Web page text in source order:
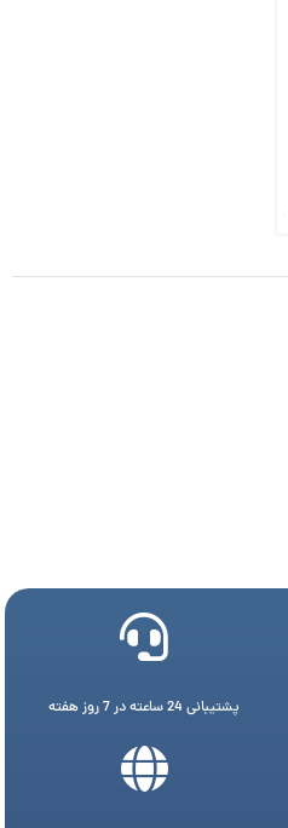
پشتیبانی 24 ساعته در 7 روز هفته